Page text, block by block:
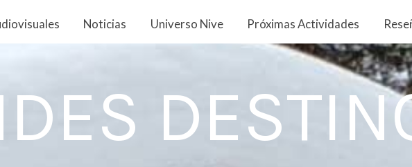
Noticias Universo Nive Próximas Actividades